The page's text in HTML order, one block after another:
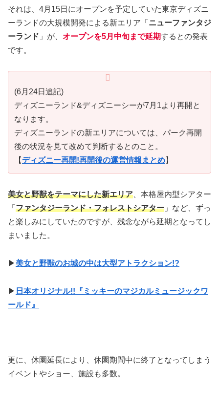
それは、4月15日にオープンを予定していた東京ディズニ
ーランドの大規模開発による新エリア「 ニューファンタジ
ーランド 」が、 オープンを5月中旬まで延期するとの発表
です。
(6月24日追記)
ディズニーランド&ディズニーシーが7月1より再開と
なります。
ディズニーランドの新エリアについては、パーク再開
後の状況を見て改めて判断するとのこと。
【 ディズニー再開!再開後の運営情報まとめ】
美女と野獣をテーマにした新エリア 、本格屋内型シアター
「 ファンタジーランド・フォレストシアター 」など、ずっ
と楽しみにしていたのですが、残念ながら延期となってし
まいました。
▶ 美女と野獣のお城の中は大型アトラクション!?
▶ 日本オリジナル!!『ミッキーのマジカルミュージックワ
ールド』
更に、休園延長により、休園期間中に終了となってしまう
イベントやショー、施設も多数。